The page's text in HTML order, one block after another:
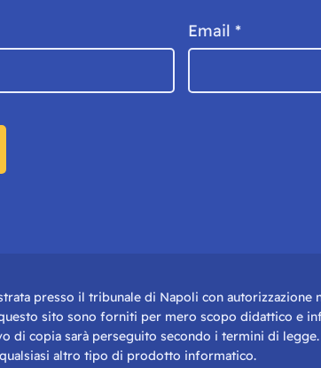
Email *
presso il tribunale di Napoli con autorizzazione
sito sono forniti per mero scopo didattico e
di copia sarà perseguito secondo i termini di
altro tipo di prodotto informatico.